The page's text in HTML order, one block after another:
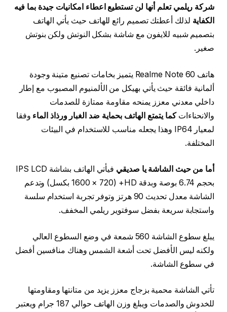
شركة ريلمي تعلم أنها لن تستطيع اعطاء امكانيات جيدة بما فيه
الكفاية لذلك أعطتك تصميم رائع للهاتف حيث يأتي الهاتف
بتصميم شبيه للايفون مع شاشة بشكل النوتش ولكن بنوتش
صغير.
هاتف Realme Note 60 يتميز بخامات تصنيع متينة وجودة
ألمانية فائقة حيث يأتي بهيكل من الألمنيوم المصبوب مع إطار
داخلي معدني معزز يمنحه مقاومة ممتازة للصدمات
والانحناءاتكما يتمتع الهاتف بحماية ضد الغبار ورذاذ الماء وفقا
لمعيار IP64 وهذا يجعله مناسب للاستخدام في البيئات
المختلفة.
أما من حيث الشاشة يا صديقي
فيأتي الهاتف بشاشة IPS LCD
بحجم 6.74 بوصة وبدقة HD+ (1600 × 720 بكسل) وتدعم
الشاشة معدل تحديث 90 هرتز وتوفر تجربة استخدام سلسة
واستجابة سريعة بفضل سوفتوير ريلمي المخفف.
يبلغ سطوع الشاشة 560 شمعة في وضع السطوع العالي
ولكنه ليس الأفضل تحت أشعة الشمس وهناك منافسين أفضل
في سطوع الشاشة.
تأتي الشاشة محمية بزجاج معزز يزيد من متانتها ومقاومتها
للخدوش والصدمات ويبلغ وزن الهاتف حوالي 187 جرام ويعتبر